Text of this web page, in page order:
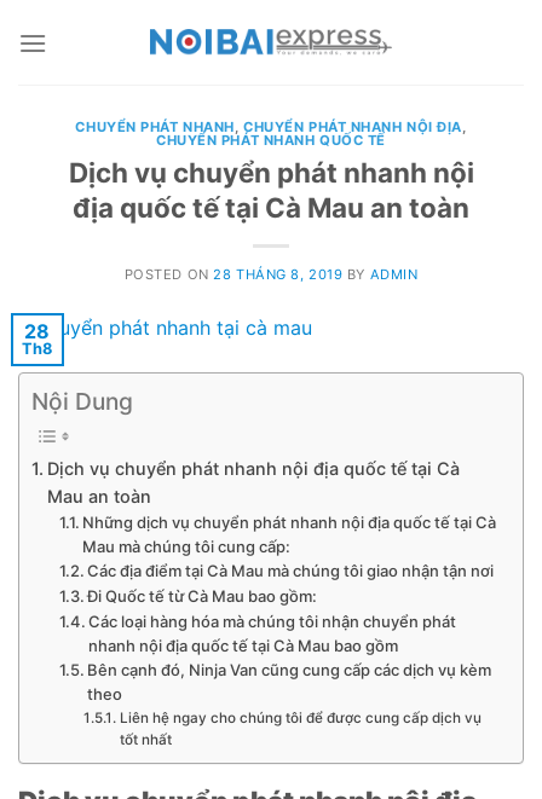
CHUYỂN PHÁT NHANH,CHUYỂN PHÁT NHANH NỘI ĐỊA,
CHUYỂN PHÁT NHANH QUỐC TẾ
Dịch vụ chuyển phát nhanh nội
địa quốc tế tại Cà Mau an toàn
POSTED ON 28 THÁNG 8, 2019 BY ADMIN
28
Th8
Nội Dung
Dịch vụ chuyển phát nhanh nội địa quốc tế tại Cà
Mau an toàn
Những dịch vụ chuyển phát nhanh nội địa quốc tế tại Cà
Mau mà chúng tôi cung cấp:
Các địa điểm tại Cà Mau mà chúng tôi giao nhận tận nơi
Đi Quốc tế từ Cà Mau bao gồm:
Các loại hàng hóa mà chúng tôi nhận chuyển phát
nhanh nội địa quốc tế tại Cà Mau bao gồm
Bên cạnh đó, Ninja Van cũng cung cấp các dịch vụ kèm
theo
Liên hệ ngay cho chúng tôi để được cung cấp dịch vụ
tốt nhất